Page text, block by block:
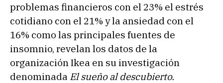
problemas financieros con el 23% el estrés
cotidiano con el 21% y la ansiedad con el
16% como las principales fuentes de
insomnio, revelan los datos de la
organización Ikea en su investigación
denominada El sueño al descubierto.